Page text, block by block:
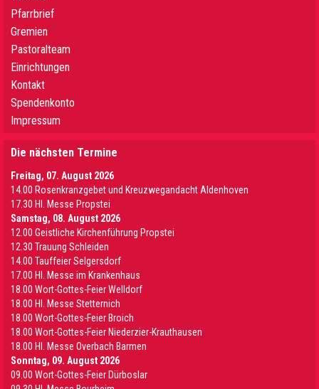
Pfarrbrief
Gremien
Pastoralteam
Einrichtungen
Kontakt
Spendenkonto
Impressum
Die nächsten Termine
Freitag, 07. August 2026
14.00 Rosenkranzgebet und Kreuzwegandacht Aldenhoven
17.30 Hl. Messe Propstei
Samstag, 08. August 2026
12.00 Geistliche Kirchenführung Propstei
12.30 Trauung Schleiden
14.00 Tauffeier Selgersdorf
17.00 Hl. Messe im Krankenhaus
18.00 Wort-Gottes-Feier Welldorf
18.00 Hl. Messe Stetternich
18.00 Wort-Gottes-Feier Broich
18.00 Wort-Gottes-Feier Niederzier-Krauthausen
18.00 Hl. Messe Overbach Barmen
Sonntag, 09. August 2026
09.00 Wort-Gottes-Feier Dürboslar